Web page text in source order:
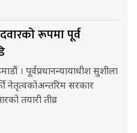
रूपमा पूर्व
। पूर्वप्रधानन्यायाधीश सुशीला
नेतृत्वकोअन्तरिम सरकार
तयारी तीव्र